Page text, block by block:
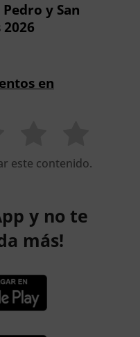
Pedro y San
en
este contenido.
y no te
más!